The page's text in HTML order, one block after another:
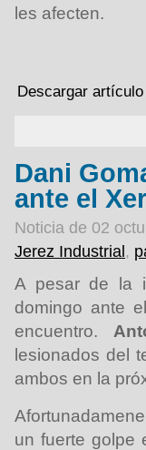
les afecten.
Descargar
Dani
ante el
Noticia de 02
Jerez Industrial ,
A pesar de la
domingo ante
encuentro.
lesionados del
ambos en la
un fuerte golpe